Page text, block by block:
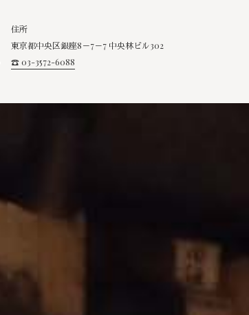
住所
東京都中央区銀座8－7－7 中央林ビル302
☎ 03-3572-6088